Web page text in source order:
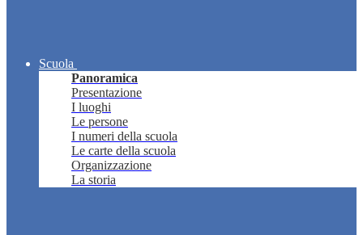
Scuola
Panoramica
Presentazione
I luoghi
Le persone
I numeri della scuola
Le carte della scuola
Organizzazione
La storia